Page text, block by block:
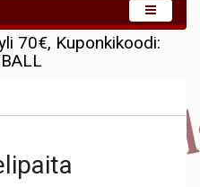
70€, Kuponkikoodi: